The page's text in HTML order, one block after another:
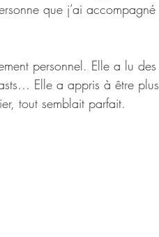
que j’ai accompagné
personnel. Elle a lu des
Elle a appris à être plus
tout semblait parfait.